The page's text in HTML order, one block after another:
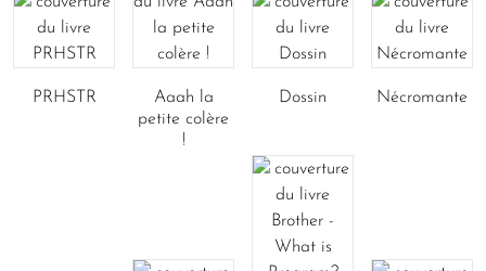
PRHSTR
Aaah la
petite colère
!
Dossin Nécromante